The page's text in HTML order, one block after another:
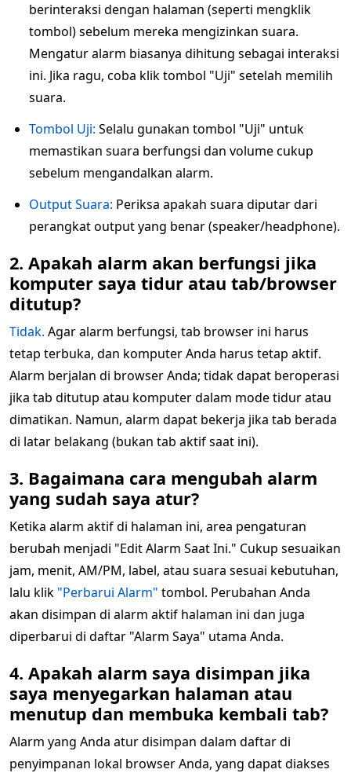
berinteraksi dengan halaman (seperti mengklik
tombol) sebelum mereka mengizinkan suara.
Mengatur alarm biasanya dihitung sebagai interaksi
ini. Jika ragu, coba klik tombol "Uji" setelah memilih
suara.
Tombol Uji: Selalu gunakan tombol "Uji" untuk
memastikan suara berfungsi dan volume cukup
sebelum mengandalkan alarm.
Output Suara: Periksa apakah suara diputar dari
perangkat output yang benar (speaker/headphone).
2. Apakah alarm akan berfungsi jika
komputer saya tidur atau tab/browser
ditutup?
Tidak. Agar alarm berfungsi, tab browser ini harus
tetap terbuka, dan komputer Anda harus tetap aktif.
Alarm berjalan di browser Anda; tidak dapat beroperasi
jika tab ditutup atau komputer dalam mode tidur atau
dimatikan. Namun, alarm dapat bekerja jika tab berada
di latar belakang (bukan tab aktif saat ini).
3. Bagaimana cara mengubah alarm
yang sudah saya atur?
Ketika alarm aktif di halaman ini, area pengaturan
berubah menjadi "Edit Alarm Saat Ini." Cukup sesuaikan
jam, menit, AM/PM, label, atau suara sesuai kebutuhan,
lalu klik "Perbarui Alarm" tombol. Perubahan Anda
akan disimpan di alarm aktif halaman ini dan juga
diperbarui di daftar "Alarm Saya" utama Anda.
4. Apakah alarm saya disimpan jika
saya menyegarkan halaman atau
menutup dan membuka kembali tab?
Alarm yang Anda atur disimpan dalam daftar di
penyimpanan lokal browser Anda, yang dapat diakses